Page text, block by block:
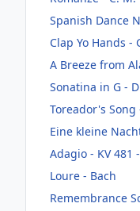
Spanish Dance
Clap Yo Hands -
A Breeze from
Sonatina in G -
Toreador's Song
Eine kleine
Adagio - KV 481
Loure - Bach
Remembrance